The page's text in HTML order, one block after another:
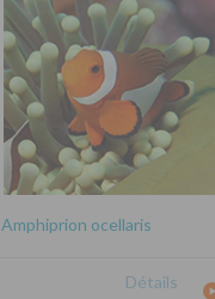
Amphiprion ocellaris
Détails